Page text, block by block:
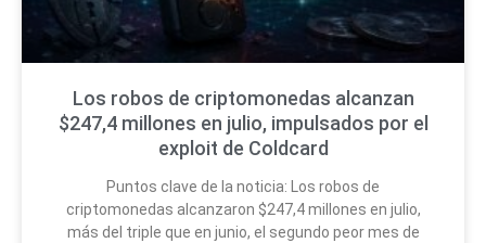
Los robos de criptomonedas alcanzan
$247,4 millones en julio, impulsados por el
exploit de Coldcard
Puntos clave de la noticia: Los robos de
criptomonedas alcanzaron $247,4 millones en julio,
más del triple que en junio, el segundo peor mes de